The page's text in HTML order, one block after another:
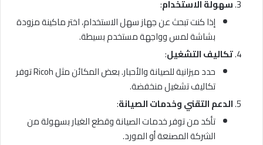
سهولة الاستخدام:
إذا كنت تبحث عن جهاز سهل الاستخدام، اختر ماكينة مزودة
بشاشة لمس وواجهة مستخدم بسيطة.
تكاليف التشغيل:
حدد ميزانية للصيانة والأحبار. بعض المكائن مثل Ricoh توفر
تكاليف تشغيل منخفضة.
الدعم التقني وخدمات الصيانة:
تأكد من توفر خدمات الصيانة وقطع الغيار بسهولة من
الشركة المصنعة أو المورد.